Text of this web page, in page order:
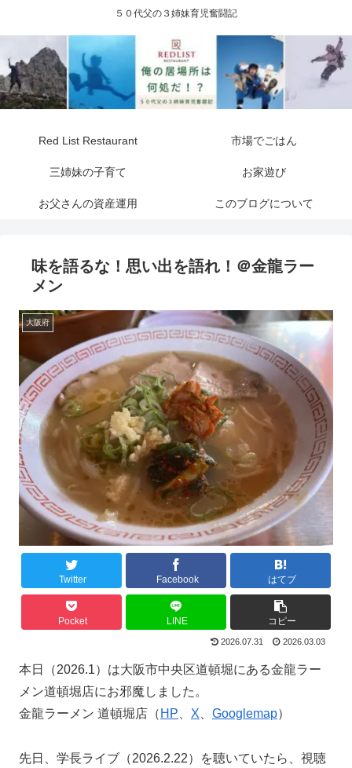
５０代父の３姉妹育児奮闘記
Red List Restaurant 市場でごはん
三姉妹の子育て お家遊び
お父さんの資産運用 このブログについて
味を語るな！思い出を語れ！＠金龍ラー
メン
大阪府
Twitter Facebook はてブ
Pocket LINE コピー
2026.07.31 2026.03.03
本日（2026.1）は大阪市中央区道頓堀にある金龍ラー
メン道頓堀店にお邪魔しました。
金龍ラーメン 道頓堀店（ HP X Googlemap）
先日、学長ライブ（2026.2.22）を聴いていたら、視聴